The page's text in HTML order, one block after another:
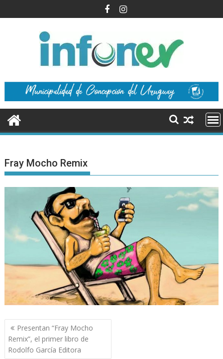
al
Fray Mocho Remix
Navegación
de
entradas
Presentan “Fray Mocho
Remix”, el primer libro de
Rodolfo García Editora